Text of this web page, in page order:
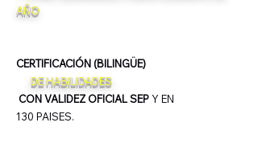
AÑO
CERTIFICACIÓN (BILINGÜE)
DE HABILIDADES
CON VALIDEZ OFICIAL SEPY EN
130 PAISES.